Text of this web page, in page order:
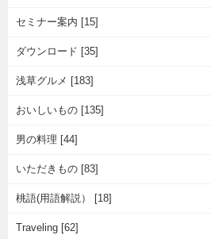
セミナー案内 [15]
ダウンロード [35]
浅草グルメ [183]
おいしいもの [135]
男の料理 [44]
いただきもの [83]
桃語(用語解説） [18]
Traveling [62]